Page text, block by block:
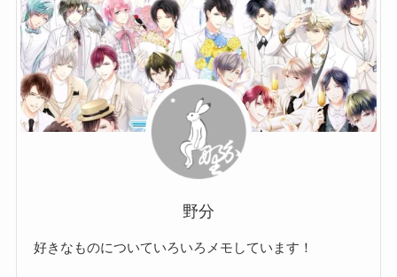
野分
好きなものについていろいろメモしています！